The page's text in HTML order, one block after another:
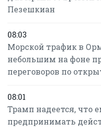
Пезешкиан
08:03
Морской трафик в
небольшим на фоне
переговоров по
08:01
Трамп надеется, что
предпринимать